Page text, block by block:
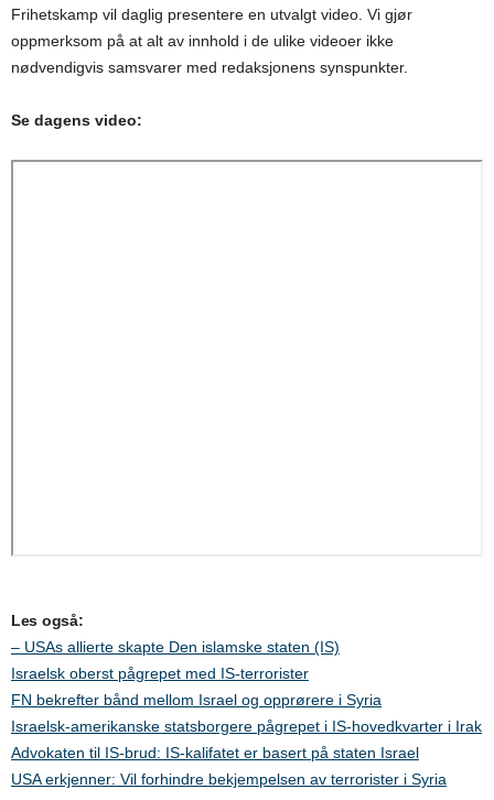
Frihetskamp vil daglig presentere en utvalgt video. Vi gjør
oppmerksom på at alt av innhold i de ulike videoer ikke
nødvendigvis samsvarer med redaksjonens synspunkter.
Se dagens video:
Les også:
– USAs allierte skapte Den islamske staten (IS)
Israelsk oberst pågrepet med IS-terrorister
FN bekrefter bånd mellom Israel og opprørere i Syria
Israelsk-amerikanske statsborgere pågrepet i IS-hovedkvarter i Irak
Advokaten til IS-brud: IS-kalifatet er basert på staten Israel
USA erkjenner: Vil forhindre bekjempelsen av terrorister i Syria